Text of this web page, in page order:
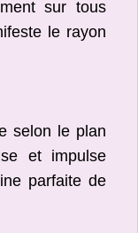
sur tous
le rayon
selon le plan
et impulse
parfaite de